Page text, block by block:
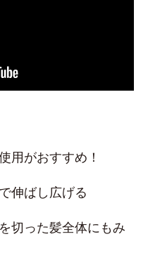
用がおすすめ！
伸ばし広げる
切った髪全体にもみ